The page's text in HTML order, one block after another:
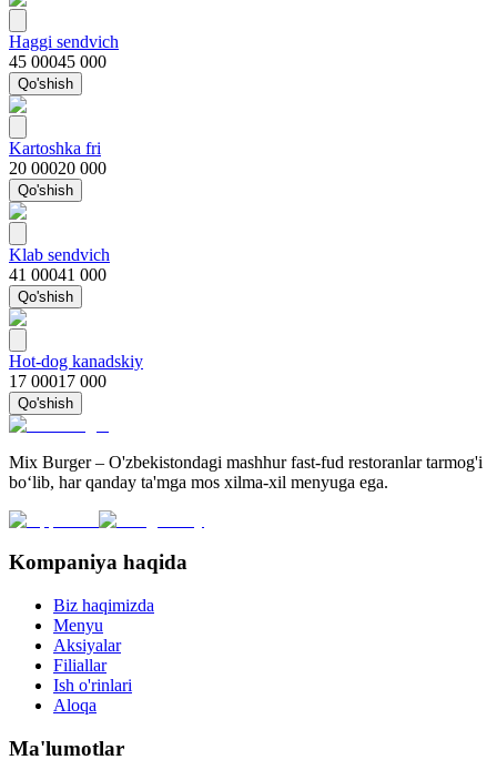
Haggi sendvich
45 00045 000
Qo'shish
Kartoshka fri
20 00020 000
Qo'shish
Klab sendvich
41 00041 000
Qo'shish
Hot-dog kanadskiy
17 00017 000
Qo'shish
Mix Burger – O'zbekistondagi mashhur fast-fud restoranlar tarmog'i
bo‘lib, har qanday ta'mga mos xilma-xil menyuga ega.
Kompaniya haqida
Biz haqimizda
Menyu
Aksiyalar
Filiallar
Ish o'rinlari
Aloqa
Ma'lumotlar